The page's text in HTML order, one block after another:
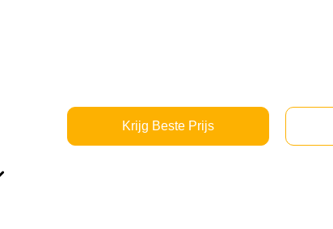
Krijg Beste Prijs